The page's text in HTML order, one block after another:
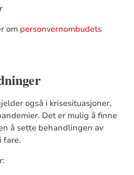
om personvernombudets
også i krisesituasjoner,
Det er mulig å finne
å sette behandlingen av
fare.